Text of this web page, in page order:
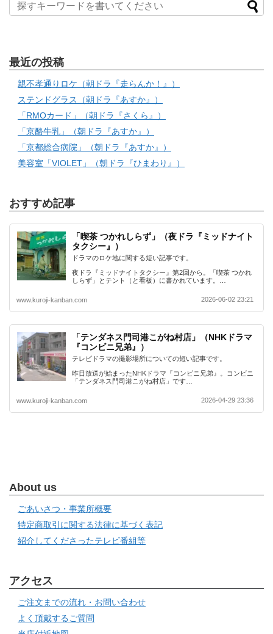
最近の投稿
親不孝通りロケ（朝ドラ『走らんか！』）
ステンドグラス（朝ドラ『あすか』）
「RMOカード」（朝ドラ『さくら』）
「京酪牛乳」（朝ドラ『あすか』）
「京都総合病院」（朝ドラ『あすか』）
美容室「VIOLET」（朝ドラ『ひまわり』）
おすすめ記事
「喫茶 つかれしらず」（夜ドラ『ミッドナイト
タクシー』）
ドラマのロケ地に関する短い記事です。
夜ドラ『ミッドナイトタクシー』第2回から。「喫茶 つかれ
しらず」とテント（と看板）に書かれています。…
www.kuroji-kanban.com 2026-06-02 23:21
「テンダネス門司港こがね村店」（NHKドラマ
『コンビニ兄弟』）
テレビドラマの撮影場所についての短い記事です。
昨日放送が始まったNHKドラマ『コンビニ兄弟』。コンビニ
「テンダネス門司港こがね村店」です…
www.kuroji-kanban.com 2026-04-29 23:36
About us
ごあいさつ・事業所概要
特定商取引に関する法律に基づく表記
紹介してくださったテレビ番組等
アクセス
ご注文までの流れ・お問い合わせ
よく頂戴するご質問